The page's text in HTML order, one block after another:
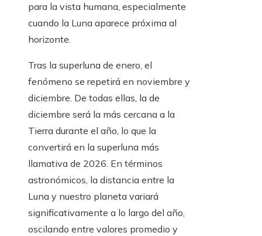
para la vista humana, especialmente
cuando la Luna aparece próxima al
horizonte.
Tras la superluna de enero, el
fenómeno se repetirá en noviembre y
diciembre. De todas ellas, la de
diciembre será la más cercana a la
Tierra durante el año, lo que la
convertirá en la superluna más
llamativa de 2026. En términos
astronómicos, la distancia entre la
Luna y nuestro planeta variará
significativamente a lo largo del año,
oscilando entre valores promedio y